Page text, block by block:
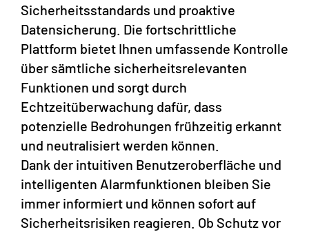
Sicherheitsstandards und proaktive
Datensicherung. Die fortschrittliche
Plattform bietet Ihnen umfassende Kontrolle
über sämtliche sicherheitsrelevanten
Funktionen und sorgt durch
Echtzeitüberwachung dafür, dass
potenzielle Bedrohungen frühzeitig erkannt
und neutralisiert werden können.
Dank der intuitiven Benutzeroberfläche und
intelligenten Alarmfunktionen bleiben Sie
immer informiert und können sofort auf
Sicherheitsrisiken reagieren. Ob Schutz vor